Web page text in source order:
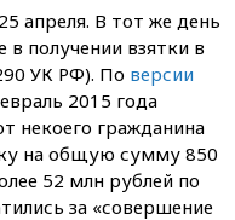
апреля. В тот же день
получении взятки в
УК РФ). По версии
2015 года
некоего гражданина
на общую сумму 850
52 млн рублей по
за «совершение